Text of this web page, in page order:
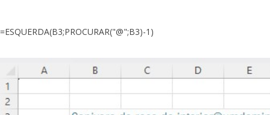
=ESQUERDA(B3;PROCURAR("@";B3)-1)